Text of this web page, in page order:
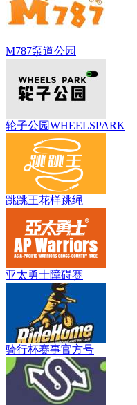
M787泵道公园
轮子公园WHEELSPARK
跳跳王花样跳绳
亚太勇士障碍赛
骑行杯赛事官方号